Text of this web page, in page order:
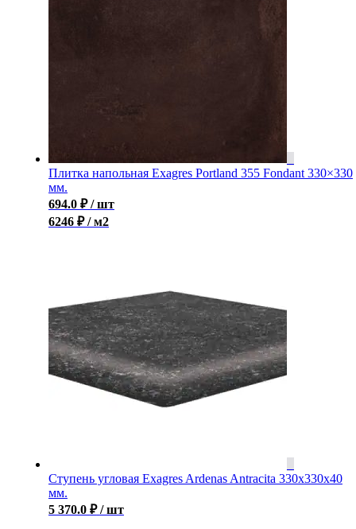
Плитка напольная Exagres Portland 355 Fondant 330×330
мм.
694.0 ₽ / шт
6246 ₽ / м2
Ступень угловая Exagres Ardenas Antracita 330x330x40
мм.
5 370.0 ₽ / шт